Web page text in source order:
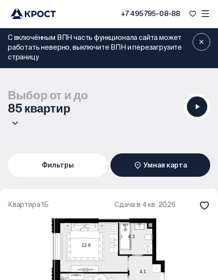
+7 495 795-08-88
С включённым ВПН часть функционала сайта может
работать неверно, выключите ВПН и перезагрузите
страницу
Выбор от и до
85 квартир
Фильтры Умная карта
Квартира 1Б Сдача в 4 кв. 2026